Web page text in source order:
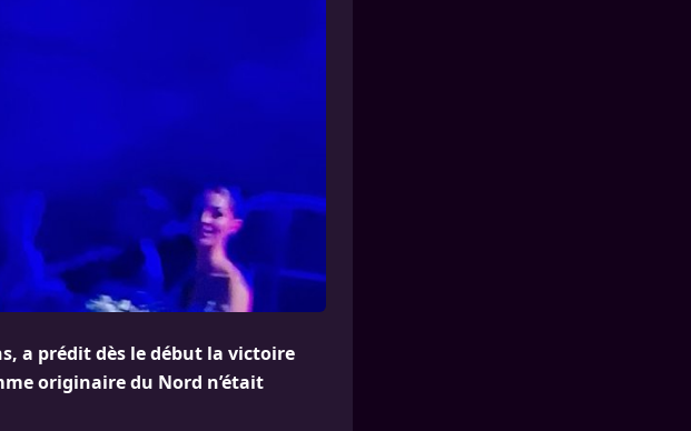
a prédit dès le début la victoire
originaire du Nord n’était